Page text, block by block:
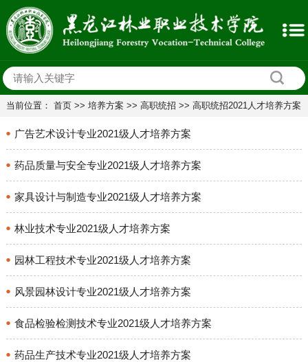
当前位置： 首页>> 培养方案 >> 高职统招 >> 高职统招2021人才培养方案
广告艺术设计专业2021级人才培养方案
药品质量与安全专业2021级人才培养方案
家具设计与制造专业2021级人才培养方案
林业技术专业2021级人才培养方案
园林工程技术专业2021级人才培养方案
风景园林设计专业2021级人才培养方案
食品检验检测技术专业2021级人才培养方案
药品生产技术专业2021级人才培养方案